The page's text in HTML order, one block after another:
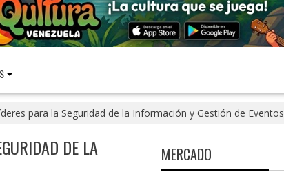
para la Seguridad de la Información y Gestión de Eventos
DE LA MERCADO